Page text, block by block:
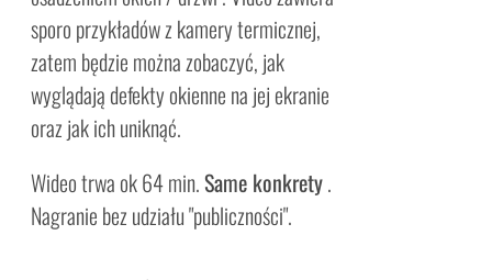
sporo przykładów z kamery termicznej,
zatem będzie można zobaczyć, jak
wyglądają defekty okienne na jej ekranie
oraz jak ich uniknąć.
Wideo trwa ok 64 min.Same konkrety.
Nagranie bez udziału "publiczności".